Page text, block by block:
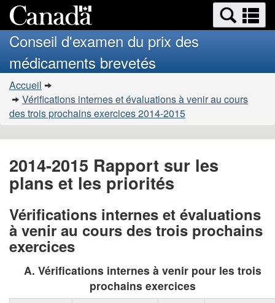
au
contenu
principal
HTML
simplifiée
Search
and
menus
Conseil d'examen du prix des
médicaments brevetés
Vous
�tes
ici
Accueil
Vérifications internes et évaluations à venir au cours
des trois prochains exercices 2014-2015
2014-2015 Rapport sur les
plans et les priorités
Vérifications internes et évaluations
à venir au cours des trois prochains
exercices
A. Vérifications internes à venir pour les trois
prochains exercices